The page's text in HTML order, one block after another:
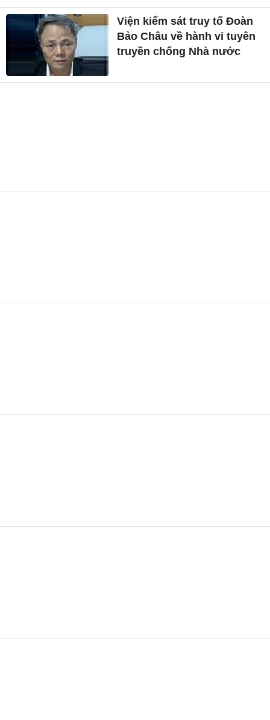
Viện kiểm sát truy tố Đoàn
Bảo Châu về hành vi tuyên
truyền chống Nhà nước